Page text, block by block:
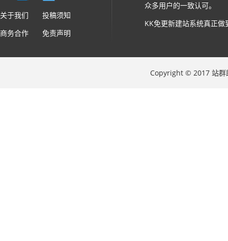
关于我们
投稿须知
商务合作
免责声明
众多用户的一致认可。
KK免更新建站系统真正
Copyright © 2017 站群